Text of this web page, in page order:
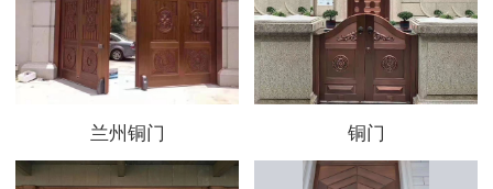
兰州铜门 铜门